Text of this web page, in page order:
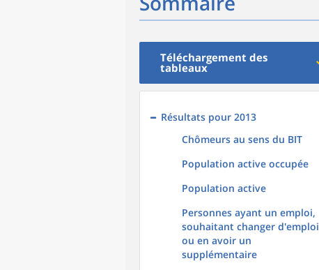
Téléchargement des
tableaux
Résultats pour 2013
Chômeurs au sens du BIT
Population active occupée
Population active
Personnes ayant un emploi,
souhaitant changer d'emploi
ou en avoir un
supplémentaire